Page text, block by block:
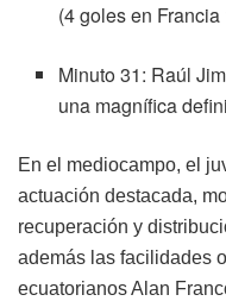
(4 goles en Francia
Minuto 31: Raúl
una magnífica
En el mediocampo, el
actuación destacada,
recuperación y
además las facilidades
ecuatorianos Alan